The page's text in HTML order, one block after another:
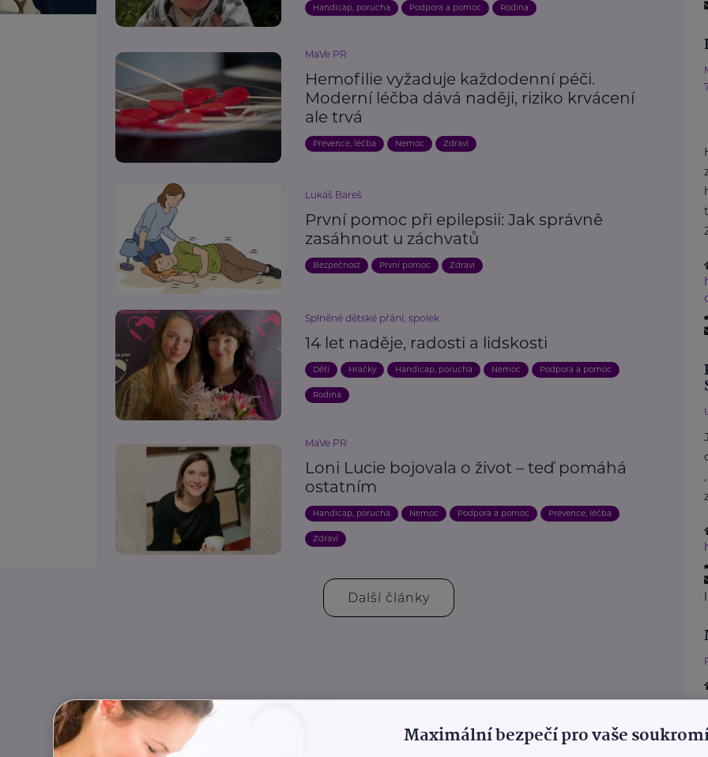
Handicap, porucha Podpora a pomoc Rodina
MaVe PR
Hemofilie vyžaduje každodenní péči.
Moderní léčba dává naději, riziko krvácení
ale trvá
Prevence, léčba Nemoc Zdraví
Lukáš Bareš
První pomoc při epilepsii: Jak správně
zasáhnout u záchvatů
Bezpečnost První pomoc Zdraví
Splněné dětské přání, spolek
14 let naděje, radosti a lidskosti
Děti Hračky Handicap, porucha Nemoc Podpora a pomoc
Rodina
MaVe PR
Loni Lucie bojovala o život – teď pomáhá
ostatním
Handicap, porucha Nemoc Podpora a pomoc Prevence, léčba
Zdraví
Další články
Maximální bezpečí pro vaše